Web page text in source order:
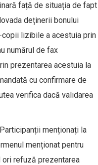
față de situația de fapt
deținerii bonului
lizibile a acestuia prin
numărul de fax
prezentarea acestuia la
cu confirmare de
verifica dacă validarea
menționați la
menționat pentru
refuză prezentarea